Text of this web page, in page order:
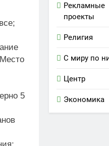
5
Рекламные
проекты
Религия
С миру по
Центр
Экономика